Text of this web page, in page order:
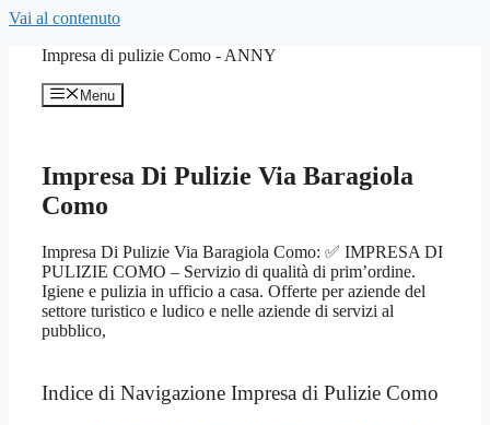
Vai al contenuto
Impresa di pulizie Como - ANNY
Menu
Impresa Di Pulizie Via Baragiola
Como
Impresa Di Pulizie Via Baragiola Como: ✅ IMPRESA DI
PULIZIE COMO – Servizio di qualità di prim’ordine.
Igiene e pulizia in ufficio a casa. Offerte per aziende del
settore turistico e ludico e nelle aziende di servizi al
pubblico,
Indice di Navigazione Impresa di Pulizie Como